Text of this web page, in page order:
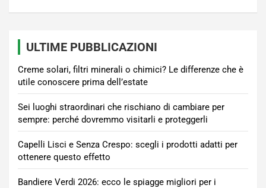
ULTIME PUBBLICAZIONI
Creme solari, filtri minerali o chimici? Le differenze che è
utile conoscere prima dell’estate
Sei luoghi straordinari che rischiano di cambiare per
sempre: perché dovremmo visitarli e proteggerli
Capelli Lisci e Senza Crespo: scegli i prodotti adatti per
ottenere questo effetto
Bandiere Verdi 2026: ecco le spiagge migliori per i